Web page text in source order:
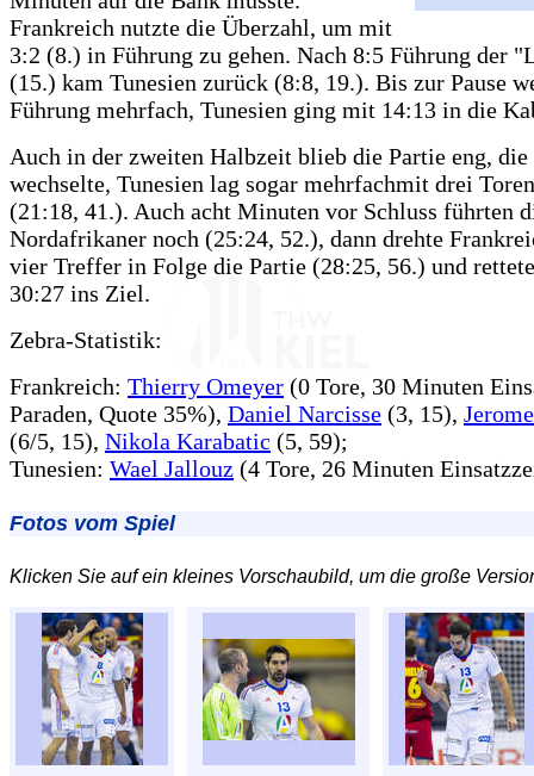
Frankreich nutzte die Überzahl, um mit
3:2 (8.) in Führung zu gehen. Nach 8:5 Führung der
(15.) kam Tunesien zurück (8:8, 19.). Bis zur Pause
Führung mehrfach, Tunesien ging mit 14:13 in die
Auch in der zweiten Halbzeit blieb die Partie eng, die
wechselte, Tunesien lag sogar mehrfachmit drei
(21:18, 41.). Auch acht Minuten vor Schluss führten
Nordafrikaner noch (25:24, 52.), dann drehte
vier Treffer in Folge die Partie (28:25, 56.) und
30:27 ins Ziel.
Zebra-Statistik:
Frankreich: Thierry Omeyer (0 Tore, 30 Minuten
Paraden, Quote 35%), Daniel Narcisse (3, 15),
(6/5, 15), Nikola Karabatic (5, 59);
Tunesien: Wael Jallouz (4 Tore, 26 Minuten
Fotos vom Spiel
Klicken Sie auf ein kleines Vorschaubild, um die große